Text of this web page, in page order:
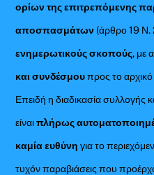
ορίων της επιτρεπόμενης
αποσπασμάτων (άρθρο 19 Ν.
ενημερωτικούς σκοπούς, με
και συνδέσμουπρος το
Επειδή η διαδικασία συλλογής
είναιπλήρως
καμία ευθύνη για το
τυχόν παραβιάσεις που